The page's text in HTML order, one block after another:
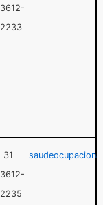
3612-
2233
31
3612-
2235